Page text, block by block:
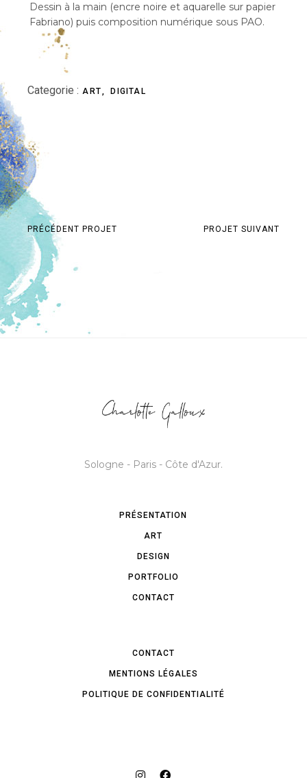
Dessin à la main (encre noire et aquarelle sur papier
Fabriano) puis composition numérique sous PAO.
Categorie : ART DIGITAL
PRÉCÉDENT PROJET PROJET SUIVANT
PRÉSENTATION
ART
DESIGN
PORTFOLIO
CONTACT
Sologne - Paris - Côte d'Azur.
CONTACT
MENTIONS LÉGALES
POLITIQUE DE CONFIDENTIALITÉ